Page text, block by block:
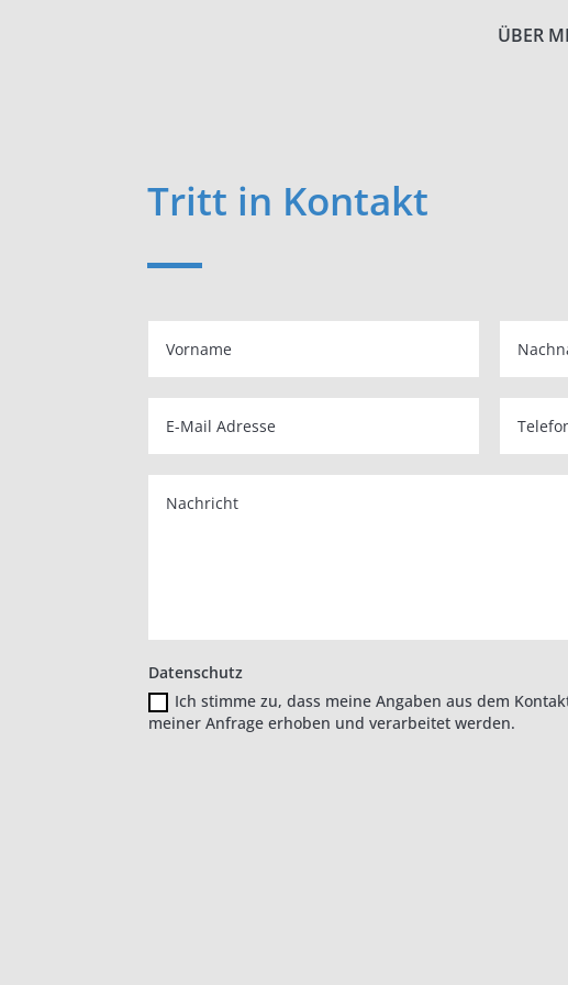
ÜBER
Tritt in Kontakt
Datenschutz
Ich stimme zu, dass meine Angaben aus dem
meiner Anfrage erhoben und verarbeitet werden.